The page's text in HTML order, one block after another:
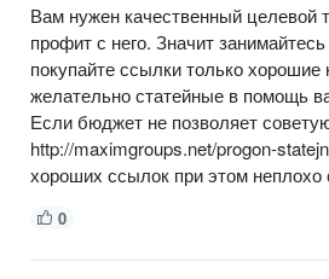
Вам нужен качественный целевой
профит с него. Значит
покупайте ссылки только хорошие
желательно статейные в помощь
Если бюджет не позволяет
http://maximgroups.net/progon-
хороших ссылок при этом неплохо
0